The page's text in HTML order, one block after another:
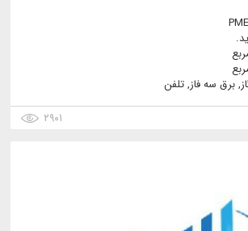
برق سه فاز, تلفن
۲۹۰۱